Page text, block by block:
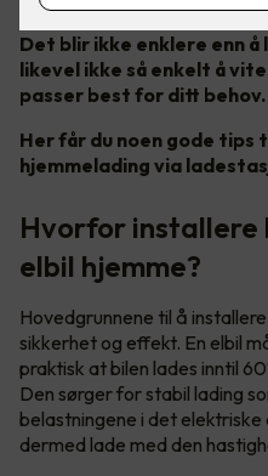
Det blir ikke enklere enn
likevel ikke så enkelt å
passer best for ditt behov.
Her får du noen gode tips
hjemmelading via
Hvorfor
elbil hjemme?
Hovedgrunnene til å
sikkerhet og effekt. En elbil
praktisk at bilen lades inntil
Den sørger for stabil lading
belastningene i det elektriske
dermed lade med den